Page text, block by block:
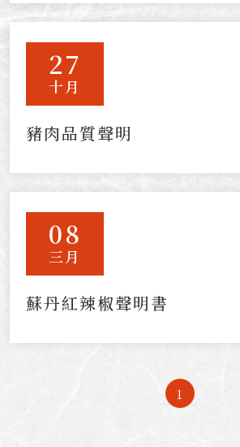
27
十月
豬肉品質聲明
08
三月
蘇丹紅辣椒聲明書
1